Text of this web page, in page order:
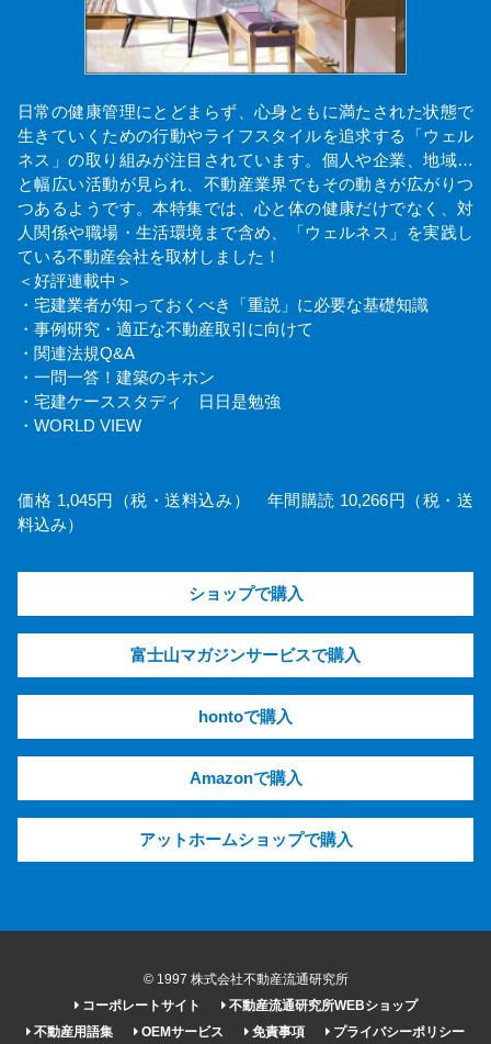
日常の健康管理にとどまらず、心身ともに満たされた状態で
生きていくための行動やライフスタイルを追求する「ウェル
ネス」の取り組みが注目されています。個人や企業、地域…
と幅広い活動が見られ、不動産業界でもその動きが広がりつ
つあるようです。本特集では、心と体の健康だけでなく、対
人関係や職場・生活環境まで含め、「ウェルネス」を実践し
ている不動産会社を取材しました！
＜好評連載中＞
・宅建業者が知っておくべき「重説」に必要な基礎知識
・事例研究・適正な不動産取引に向けて
・関連法規Q&A
・一問一答！建築のキホン
・宅建ケーススタディ 日日是勉強
・WORLD VIEW
価格 1,045円（税・送料込み） 年間購読 10,266円（税・送
料込み）
ショップで購入
富士山マガジンサービスで購入
hontoで購入
Amazonで購入
アットホームショップで購入
© 1997 株式会社不動産流通研究所
コーポレートサイト
不動産流通研究所WEBショップ
不動産用語集
OEMサービス 免責事項 プライバシーポリシー